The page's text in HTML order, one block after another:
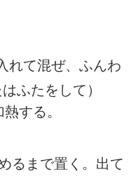
れて混ぜ、ふんわ
ふたをして）
する。
るまで置く。出て